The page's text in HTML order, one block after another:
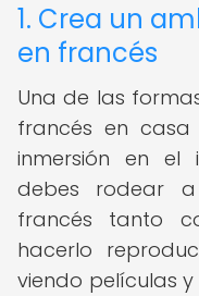
1. Crea un
en francés
Una de las
francés en
inmersión en el
debes rodear
francés tanto
hacerlo
viendo películas